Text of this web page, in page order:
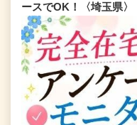
ースでOK！〈埼玉県〉